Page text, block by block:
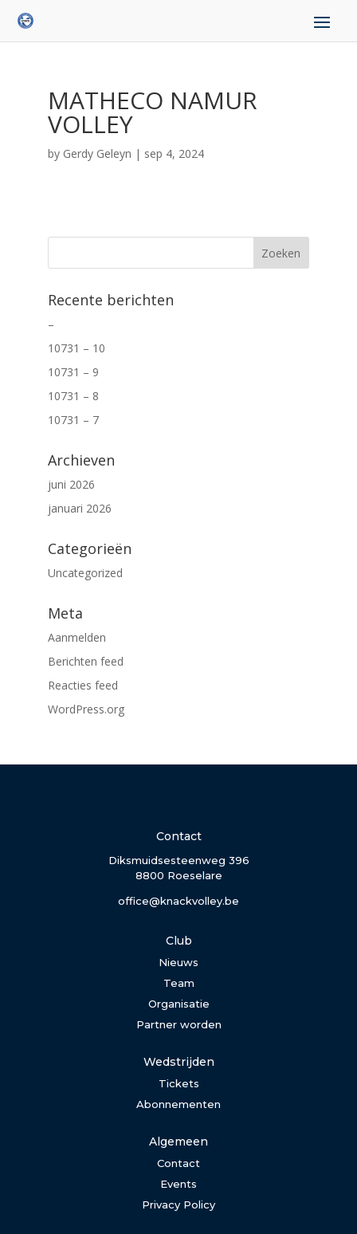
MATHECO NAMUR
VOLLEY
by Gerdy Geleyn | sep 4, 2024
Recente berichten
–
10731 – 10
10731 – 9
10731 – 8
10731 – 7
Archieven
juni 2026
januari 2026
Categorieën
Uncategorized
Meta
Aanmelden
Berichten feed
Reacties feed
WordPress.org
Contact
Diksmuidsesteenweg 396
8800 Roeselare
office@knackvolley.be
Club
Nieuws
Team
Organisatie
Partner worden
Wedstrijden
Tickets
Abonnementen
Algemeen
Contact
Events
Privacy Policy